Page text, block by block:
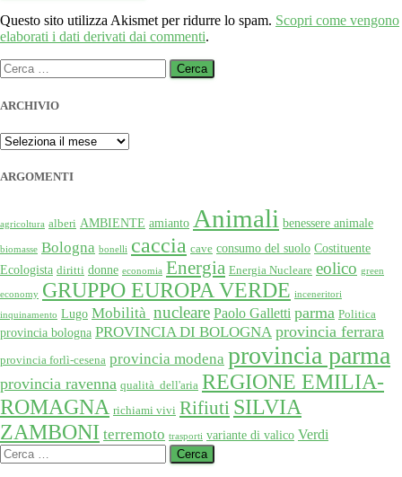
Questo sito utilizza Akismet per ridurre lo spam. Scopri come vengono
elaborati i dati derivati dai commenti.
Ricerca
per:
ARCHIVIO
ARCHIVIO
ARGOMENTI
agricoltura alberi AMBIENTE amianto Animali benessere animale
biomasse Bologna bonelli caccia cave consumo del suolo Costituente
Ecologista diritti donne economia Energia Energia Nucleare eolico green
economy GRUPPO EUROPA VERDE inceneritori
inquinamento Lugo Mobilità nucleare Paolo Galletti parma Politica
provincia bologna PROVINCIA DI BOLOGNA provincia ferrara
provincia forlì-cesena provincia modena provincia parma
provincia ravenna qualità dell'aria REGIONE EMILIA-
ROMAGNA richiami vivi Rifiuti SILVIA
ZAMBONI terremoto trasporti variante di valico Verdi
Ricerca
per: